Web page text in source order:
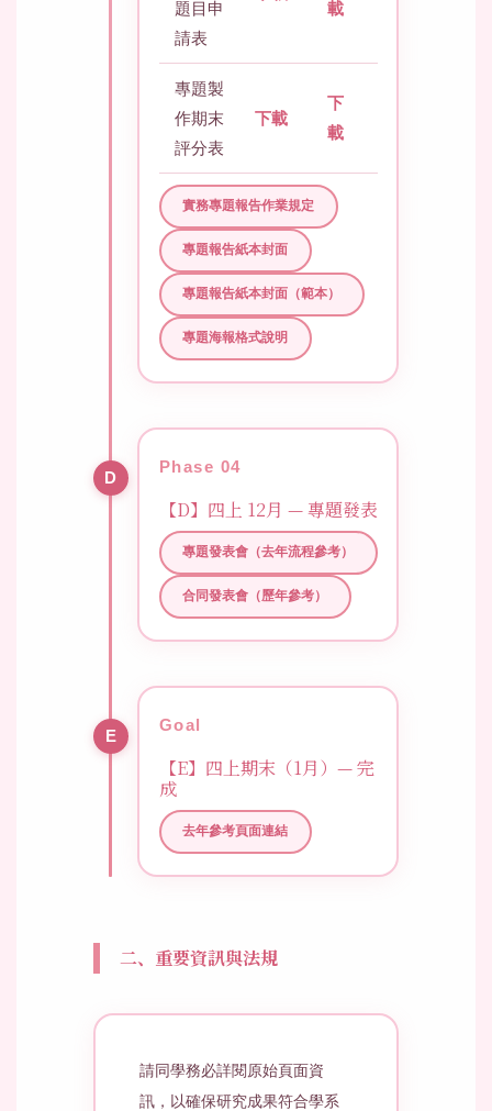
題目申
請表
載
專題製
作期末
評分表
下載
下
載
實務專題報告作業規定
專題報告紙本封面
專題報告紙本封面（範本）
專題海報格式說明
Phase 04
【D】四上 12月 — 專題發表
專題發表會（去年流程參考）
合同發表會（歷年參考）
Goal
【E】四上期末（1月）— 完
成
去年參考頁面連結
二、重要資訊與法規
請同學務必詳閱原始頁面資
訊，以確保研究成果符合學系